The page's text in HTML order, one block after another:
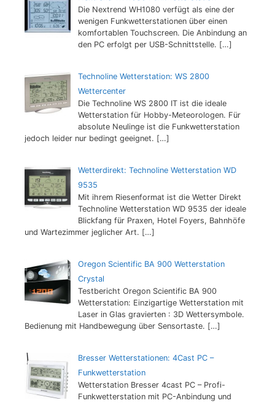
Die Nextrend WH1080 verfügt als eine der
wenigen Funkwetterstationen über einen
komfortablen Touchscreen. Die Anbindung an
den PC erfolgt per USB-Schnittstelle. […]
Technoline Wetterstation: WS 2800
Wettercenter
Die Technoline WS 2800 IT ist die ideale
Wetterstation für Hobby-Meteorologen. Für
absolute Neulinge ist die Funkwetterstation
jedoch leider nur bedingt geeignet. […]
Wetterdirekt: Technoline Wetterstation WD
9535
Mit ihrem Riesenformat ist die Wetter Direkt
Technoline Wetterstation WD 9535 der ideale
Blickfang für Praxen, Hotel Foyers, Bahnhöfe
und Wartezimmer jeglicher Art. […]
Oregon Scientific BA 900 Wetterstation
Crystal
Testbericht Oregon Scientific BA 900
Wetterstation: Einzigartige Wetterstation mit
Laser in Glas gravierten : 3D Wettersymbole.
Bedienung mit Handbewegung über Sensortaste. […]
Bresser Wetterstationen: 4Cast PC –
Funkwetterstation
Wetterstation Bresser 4cast PC – Profi-
Funkwetterstation mit PC-Anbindung und